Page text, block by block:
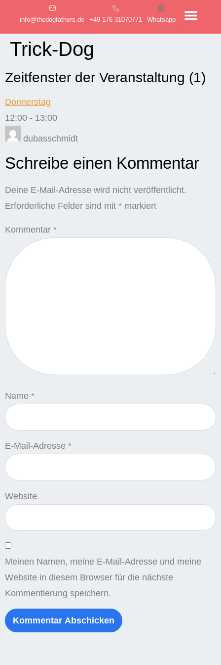
info@thedogfathers.de +49 176 31070771 Whatsapp
Trick-Dog
Zeitfenster der Veranstaltung (1)
Donnerstag
12:00 - 13:00
dubasschmidt
Schreibe einen Kommentar
Deine E-Mail-Adresse wird nicht veröffentlicht.
Erforderliche Felder sind mit * markiert
Kommentar *
Name *
E-Mail-Adresse *
Website
Meinen Namen, meine E-Mail-Adresse und meine
Website in diesem Browser für die nächste
Kommentierung speichern.